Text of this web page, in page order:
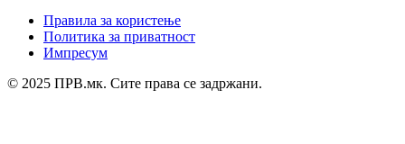
Правила за користење
Политика за приватност
Импресум
© 2025 ПРВ.мк. Сите права се задржани.